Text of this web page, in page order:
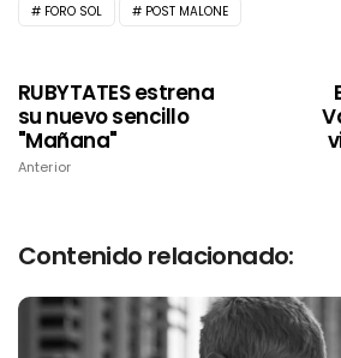
FORO SOL POST MALONE
RUBYTATES estrena
su nuevo sencillo
"Mañana"
Anterior
Contenido relacionado: